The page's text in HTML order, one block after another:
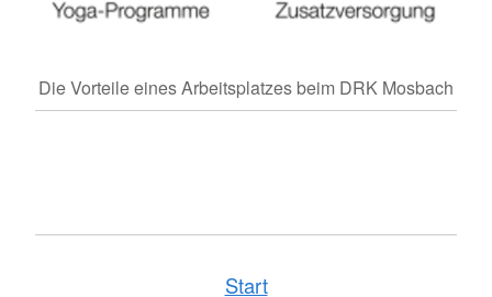
Die Vorteile eines Arbeitsplatzes beim DRK Mosbach
Start